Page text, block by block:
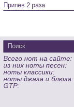
Припев 2 раза
Всего нот на сайте:
из них ноты песен:
ноты классики:
ноты джаза и блюза:
GTP: